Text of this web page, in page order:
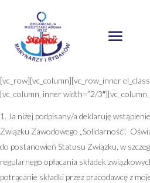
[vc_row][vc_column][vc_row_inner
[vc_column_inner width=”2/
Ja niżej podpisany/a deklaruję
Związku Zawodowego „Solidarność”.
do postanowień Statusu Związku, w
regularnego opłacania składek
potrącanie składki przez pracodawcę z